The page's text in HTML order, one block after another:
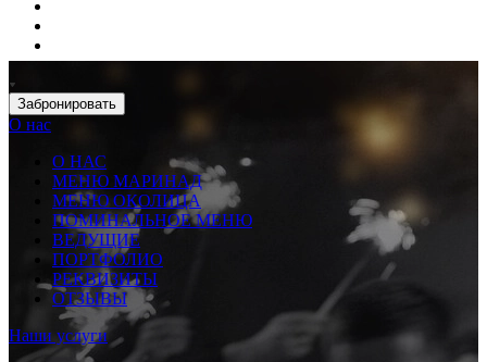
Забронировать
О нас
О НАС
МЕНЮ МАРИНАД
МЕНЮ ОКОЛИЦА
ПОМИНАЛЬНОЕ МЕНЮ
ВЕДУЩИЕ
ПОРТФОЛИО
РЕКВИЗИТЫ
ОТЗЫВЫ
Наши услуги